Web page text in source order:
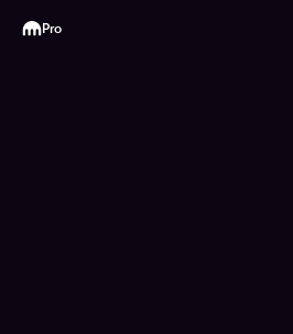
Kraken
Pro